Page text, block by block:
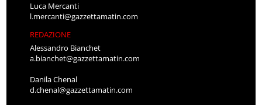
Luca Mercanti
l.mercanti@gazzettamatin.com
REDAZIONE
Alessandro Bianchet
a.bianchet@gazzettamatin.com
Danila Chenal
d.chenal@gazzettamatin.com